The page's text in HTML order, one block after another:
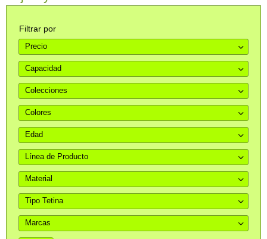
Filtrar por
Precio
Capacidad
Colecciones
Colores
Edad
Línea de Producto
Material
Tipo Tetina
Marcas